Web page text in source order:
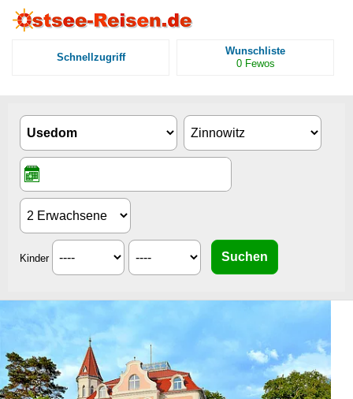
Schnellzugriff
Wunschliste
0 Fewos
Kinder